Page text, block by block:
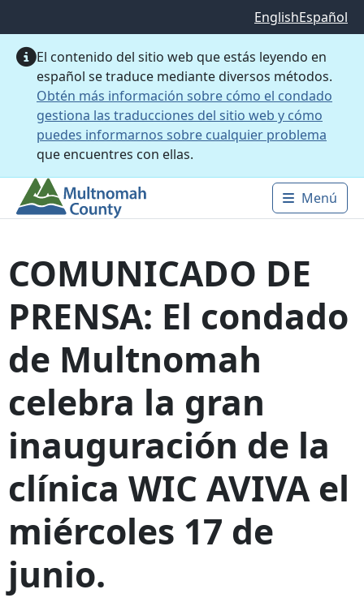
EnglishEspañol
El contenido del sitio web que estás leyendo en
español se traduce mediante diversos métodos.
Obtén más información sobre cómo el condado
gestiona las traducciones del sitio web y cómo
puedes informarnos sobre cualquier problema
que encuentres con ellas.
Main
Menú
COMUNICADO DE
PRENSA: El condado
de Multnomah
celebra la gran
inauguración de la
clínica WIC AVIVA el
miércoles 17 de
junio.